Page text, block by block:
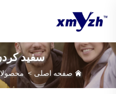
سفید
صفحه اصلی >